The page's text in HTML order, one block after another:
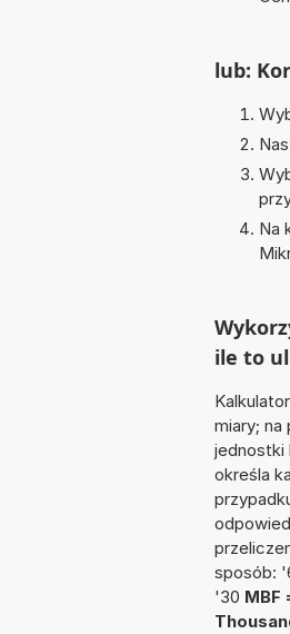
lub:
Na
ile to ul
miary; na
jednostki
określa
sposób:
'30 MBF